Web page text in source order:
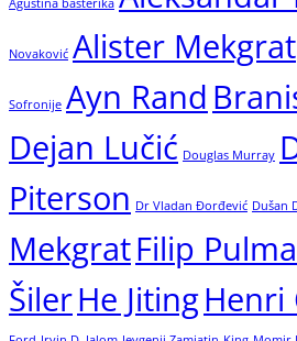
Agustina basterika
Novaković Alister Mekgrat
Sofronije Ayn Rand
Dejan Lučić Douglas Murray
Piterson Dr Vladan Đorđević Dušan
MekgratFilip
ŠilerHe JitingHenri